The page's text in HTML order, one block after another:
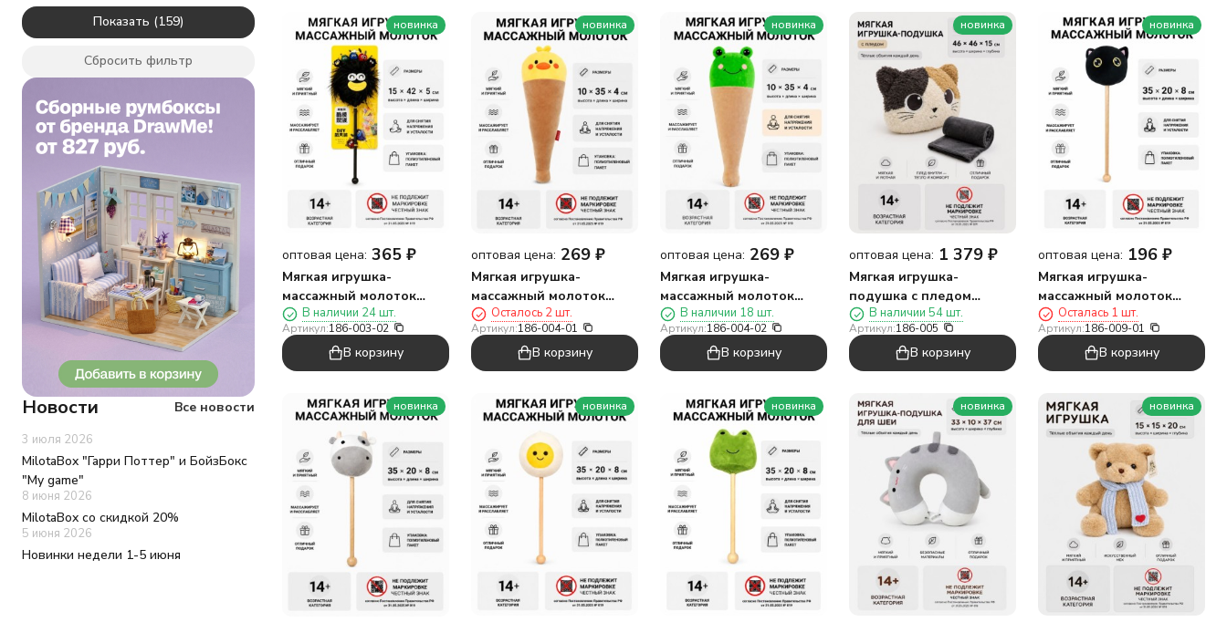
новинка
оптовая цена: 365 ₽
Мягкая игрушка-
массажный молоток
"Монстр", черная
(10*35см)
В наличии 24 шт.
Артикул:186-003-02
В корзину
новинка
оптовая цена: 269 ₽
Мягкая игрушка-
массажный молоток
"Цыпленок-мороженое",
желтый (10*35см)
Осталось 2 шт.
Артикул:186-004-01
В корзину
новинка
оптовая цена: 269 ₽
Мягкая игрушка-
массажный молоток
"Лягушка-мороженое",
зелёная (10*35см)
В наличии 18 шт.
Артикул:186-004-02
В корзину
новинка
оптовая цена: 1 379 ₽
Мягкая игрушка-
подушка с пледом
"Кошка", черно-белая
(30*40*15см)
В наличии 54 шт.
Артикул:186-005
В корзину
новинка
оптовая цена: 196 ₽
Мягкая игрушка-
массажный молоток
"Кот", черная (10*35см)
Осталась 1 шт.
Артикул:186-009-01
В корзину
новинка новинка новинка новинка новинка
Любовь
Монстры
Овечка
Панда
Пингвин
Поросёнок
Собака
Утка
Фламинго
Фрукты
Хомяк
подруга
Показать
Сбросить фильтр
Новости Все новости
3 июля 2026
MilotaBox "Гарри Поттер" и БойзБокс
"My game"
8 июня 2026
MilotaBox со скидкой 20%
5 июня 2026
Новинки недели 1-5 июня